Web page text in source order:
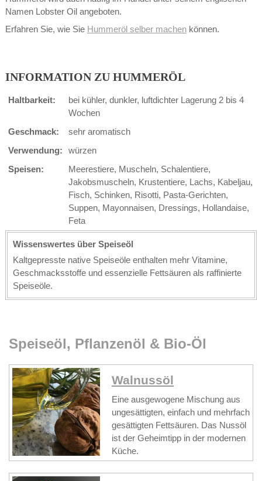
Namen Lobster Oil angeboten.
Erfahren Sie, wie Sie Hummeröl selber machenkönnen.
INFORMATION ZU HUMMERÖL
Haltbarkeit:
bei kühler, dunkler, luftdichter Lagerung 2 bis 4
Wochen
Geschmack:
sehr aromatisch
Verwendung:
würzen
Speisen:
Meerestiere, Muscheln, Schalentiere,
Jakobsmuscheln, Krustentiere, Lachs, Kabeljau,
Fisch, Schinken, Risotti, Pasta-Gerichten,
Suppen, Mayonnaisen, Dressings, Hollandaise,
Feta
Wissenswertes über Speiseöl
Kaltgepresste native Speiseöle enthalten mehr Vitamine,
Geschmacksstoffe und essenzielle Fettsäuren als raffinierte
Speiseöle.
Speiseöl, Pflanzenöl & Bio-Öl
Walnussöl
Eine ausgewogene Mischung aus
ungesättigten, einfach und mehrfach
gesättigten Fettsäuren. Das Nussöl
ist der Geheimtipp in der modernen
Küche.